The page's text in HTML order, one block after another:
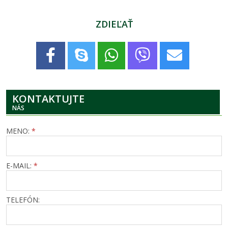
ZDIEĽAŤ
KONTAKTUJTE
NÁS
MENO: *
E-MAIL: *
TELEFÓN: